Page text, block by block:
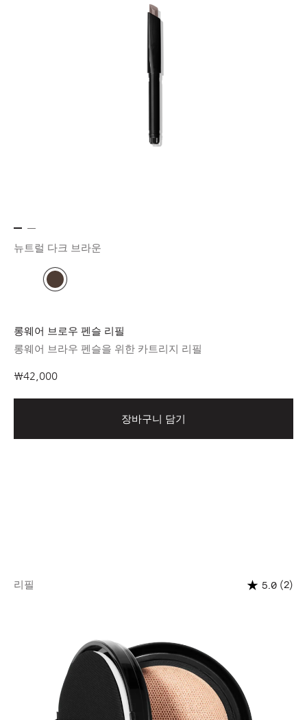
뉴트럴 다크 브라운
롱웨어 브로우 펜슬 리필
롱웨어 브라우 펜슬을 위한 카트리지 리필
₩42,000
장바구니 담기
리필 5.0 (2)